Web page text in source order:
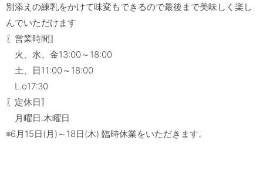
別添えの練乳をかけて味変もできるので最後まで美味しく楽し
んでいただけます
〖営業時間〗
火、水、金13:00～18:00
土、日11:00～18:00
L.o17:30
〖定休日〗
月曜日.木曜日